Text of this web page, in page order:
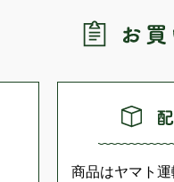
商品はヤマト運